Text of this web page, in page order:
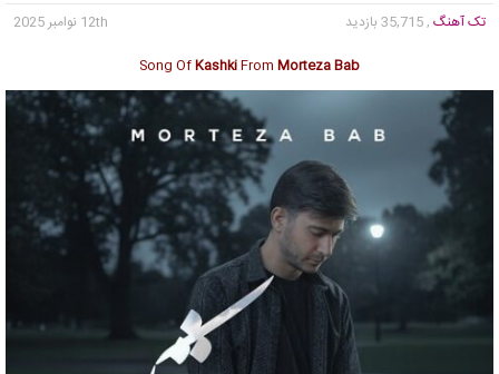
تک آهنگ , 35,715 بازدید
12th نوامبر 2025
Song OfKashkiFrom Morteza Bab